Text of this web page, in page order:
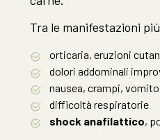
Tra le manifestazioni
orticaria, eruzioni
dolori addominali
nausea, crampi,
difficoltà respiratorie
shock anafilattico,